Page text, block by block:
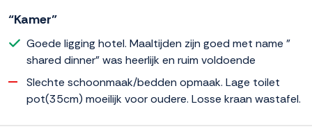
“Kamer”
Goede ligging hotel. Maaltijden zijn goed met name "
shared dinner" was heerlijk en ruim voldoende
Slechte schoonmaak/bedden opmaak. Lage toilet
pot(35cm) moeilijk voor oudere. Losse kraan wastafel.